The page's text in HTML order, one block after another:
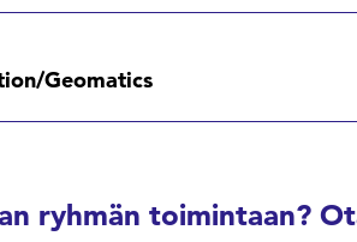
Geomatics
ryhmän toimintaan?